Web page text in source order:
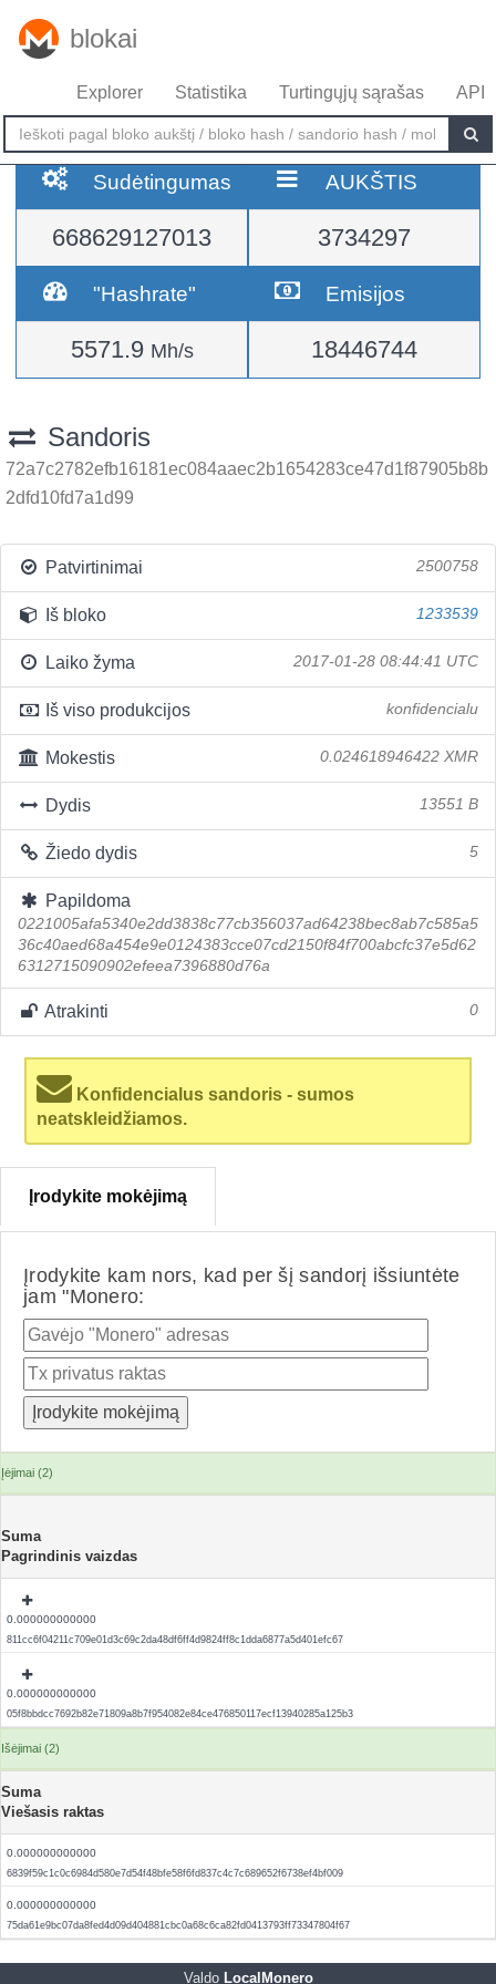
blokai
Explorer Statistika Turtingųjų sąrašas API
Sudėtingumas
668629127013
AUKŠTIS
3734297
"Hashrate"
5571.9 Mh/s
Emisijos
18446744
Sandoris
72a7c2782efb16181ec084aaec2b1654283ce47d1f87905b8b
2dfd10fd7a1d99
Patvirtinimai 2500758
Iš bloko 1233539
Laiko žyma 2017-01-28 08:44:41 UTC
Iš viso produkcijos konfidencialu
Mokestis 0.024618946422 XMR
Dydis 13551 B
Žiedo dydis 5
Papildoma
0221005afa5340e2dd3838c77cb356037ad64238bec8ab7c585a5
36c40aed68a454e9e0124383cce07cd2150f84f700abcfc37e5d62
6312715090902efeea7396880d76a
Atrakinti 0
Konfidencialus sandoris - sumos
neatskleidžiamos.
Įrodykite mokėjimą
Įrodykite kam nors, kad per šį sandorį išsiuntėte
jam "Monero:
Įėjimai (2)
Suma
Pagrindinis vaizdas
0.000000000000
811cc6f04211c709e01d3c69c2da48df6ff4d9824ff8c1dda6877a5d401efc67
0.000000000000
05f8bbdcc7692b82e71809a8b7f954082e84ce476850117ecf13940285a125b3
Išėjimai (2)
Suma
Viešasis raktas
0.000000000000
6839f59c1c0c6984d580e7d54f48bfe58f6fd837c4c7c689652f6738ef4bf009
0.000000000000
75da61e9bc07da8fed4d09d404881cbc0a68c6ca82fd0413793ff73347804f67
ValdoLocalMonero